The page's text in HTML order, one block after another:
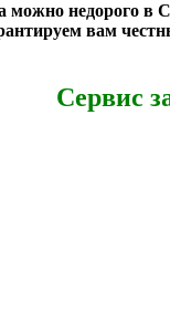
можно недорого
вам
Сервис